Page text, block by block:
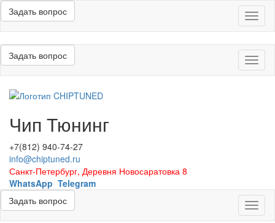
Меню
Задать вопрос
Меню
Задать вопрос
Чип Тюнинг
+7(812) 940-74-27
info@chiptuned.ru
Санкт-Петербург, Деревня Новосаратовка 8
WhatsApp Telegram
Меню
Задать вопрос